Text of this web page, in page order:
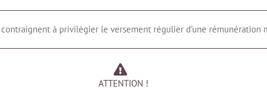
à privilégier le versement régulier d’une rémunération
ATTENTION !